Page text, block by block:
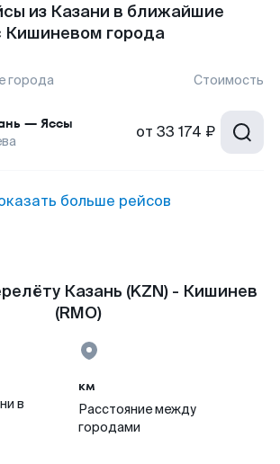
из Казани в ближайшие
Кишиневом города
города Стоимость
— Яссы от 33 174 ₽
больше рейсов
Казань (KZN) - Кишинев
(RMO)
в
км
Расстояние между
городами